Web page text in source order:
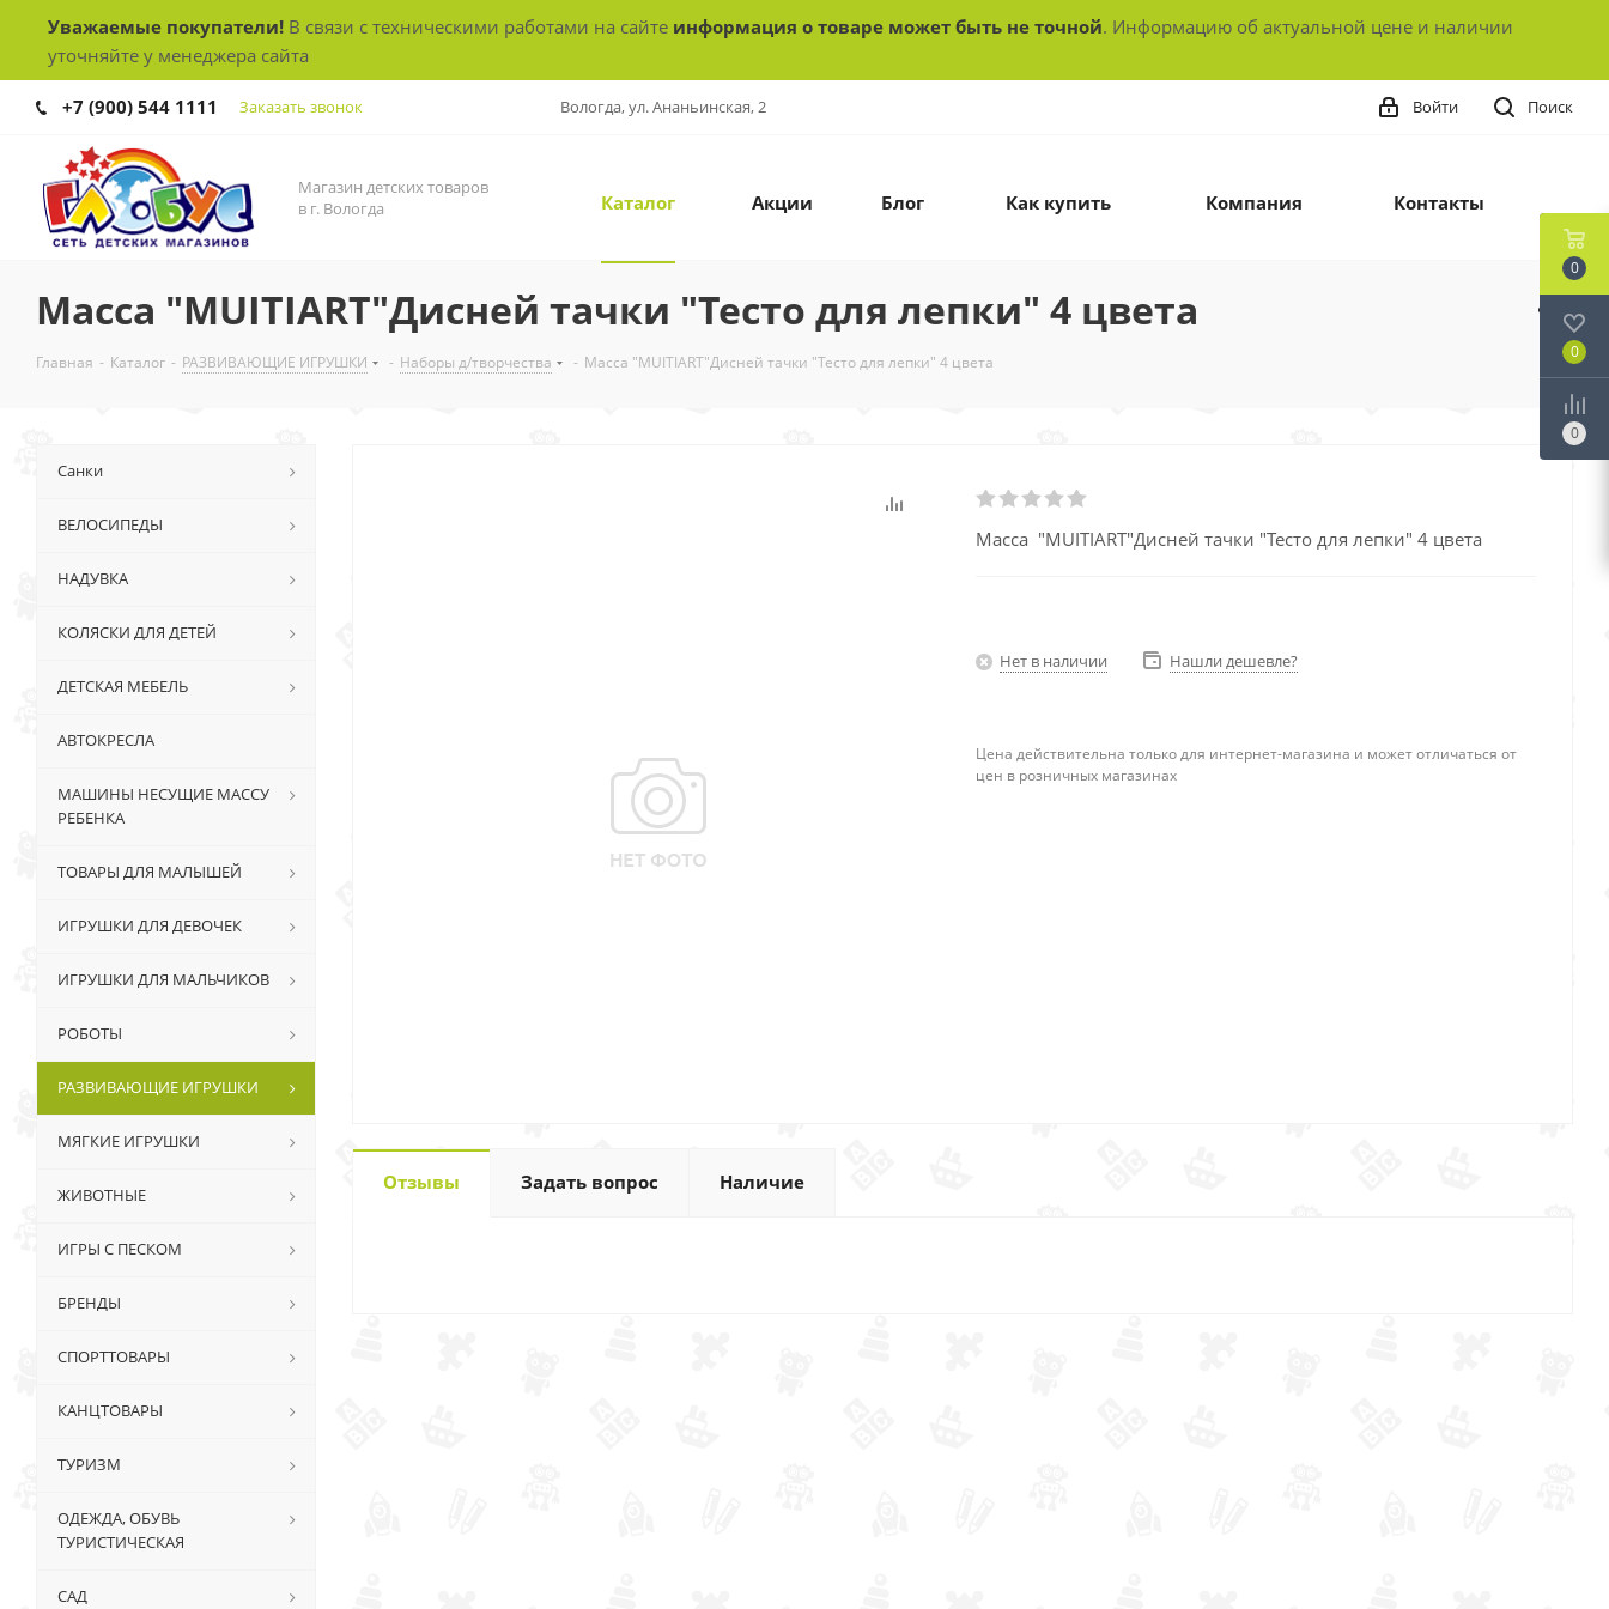
Уважаемые покупатели! В связи с техническими работами на сайте информация о товаре может быть не точной. Информацию об актуальной цене и наличии
уточняйте у менеджера сайта
+7 (900) 544 1111 Заказать звонок Вологда, ул. Ананьинская, 2 Поиск
Войти
Магазин детских товаров
в г. Вологда
Каталог Акции Блог Как купить Компания Контакты
Масса "MUITIART"Дисней тачки "Тесто для лепки" 4 цвета
Главная - Каталог - РАЗВИВАЮЩИЕ ИГРУШКИ - Наборы д/творчества - Масса "MUITIART"Дисней тачки "Тесто для лепки" 4 цвета
Масса "MUITIART"Дисней тачки "Тесто для лепки" 4 цвета
Нет в наличии Нашли дешевле?
Цена действительна только для интернет-магазина и может отличаться от
цен в розничных магазинах
Отзывы Задать вопрос Наличие
Санки
ВЕЛОСИПЕДЫ
НАДУВКА
КОЛЯСКИ ДЛЯ ДЕТЕЙ
ДЕТСКАЯ МЕБЕЛЬ
АВТОКРЕСЛА
МАШИНЫ НЕСУЩИЕ МАССУ
РЕБЕНКА
ТОВАРЫ ДЛЯ МАЛЫШЕЙ
ИГРУШКИ ДЛЯ ДЕВОЧЕК
ИГРУШКИ ДЛЯ МАЛЬЧИКОВ
РОБОТЫ
РАЗВИВАЮЩИЕ ИГРУШКИ
МЯГКИЕ ИГРУШКИ
ЖИВОТНЫЕ
ИГРЫ С ПЕСКОМ
БРЕНДЫ
СПОРТТОВАРЫ
КАНЦТОВАРЫ
ТУРИЗМ
ОДЕЖДА, ОБУВЬ
ТУРИСТИЧЕСКАЯ
САД
0
0
0